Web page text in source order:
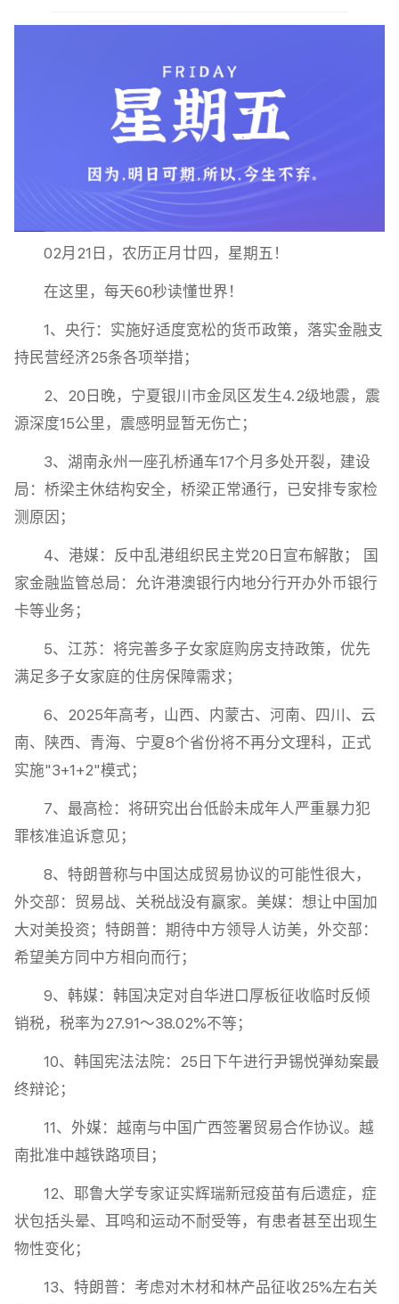
02月21日，农历正月廿四，星期五！
在这里，每天60秒读懂世界！
1、央行：实施好适度宽松的货币政策，落实金融支
持民营经济25条各项举措；
2、20日晚，宁夏银川市金凤区发生4.2级地震，震
源深度15公里，震感明显暂无伤亡；
3、湖南永州一座孔桥通车17个月多处开裂，建设
局：桥梁主休结构安全，桥梁正常通行，已安排专家检
测原因；
4、港媒：反中乱港组织民主党20日宣布解散； 国
家金融监管总局：允许港澳银行内地分行开办外币银行
卡等业务；
5、江苏：将完善多子女家庭购房支持政策，优先
满足多子女家庭的住房保障需求；
6、2025年高考，山西、内蒙古、河南、四川、云
南、陕西、青海、宁夏8个省份将不再分文理科，正式
实施"3+1+2"模式；
7、最高检：将研究出台低龄未成年人严重暴力犯
罪核准追诉意见；
8、特朗普称与中国达成贸易协议的可能性很大，
外交部：贸易战、关税战没有赢家。美媒：想让中国加
大对美投资；特朗普：期待中方领导人访美，外交部：
希望美方同中方相向而行；
9、韩媒：韩国决定对自华进口厚板征收临时反倾
销税，税率为27.91～38.02%不等；
10、韩国宪法法院：25日下午进行尹锡悦弹劾案最
终辩论；
11、外媒：越南与中国广西签署贸易合作协议。越
南批准中越铁路项目；
12、耶鲁大学专家证实辉瑞新冠疫苗有后遗症，症
状包括头晕、耳鸣和运动不耐受等，有患者甚至出现生
物性变化；
13、特朗普：考虑对木材和林产品征收25%左右关